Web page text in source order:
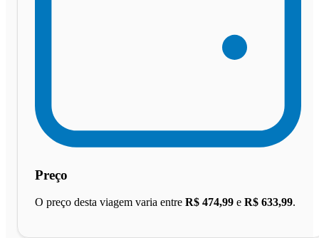
Preço
O preço desta viagem varia entre R$ 474,99 e R$ 633,99.